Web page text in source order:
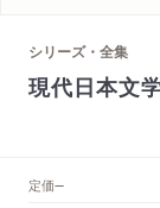
シリーズ・全集
現代日本文
定価--